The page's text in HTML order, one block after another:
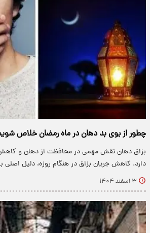
چطور از بوی بد دهان در ماه رمضان خلاص
بزاق دهان نقش مهمی در محافظت از دهان و
دارد. کاهش جریان بزاق در هنگام روزه، دلیل
۳ اسفند ۱۴۰۴